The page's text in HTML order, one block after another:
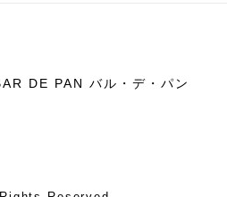
DE PAN バル・デ・パン